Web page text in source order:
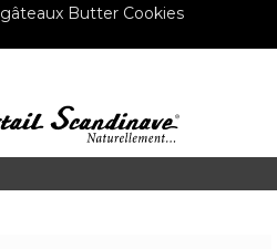
gâteaux Butter Cookies